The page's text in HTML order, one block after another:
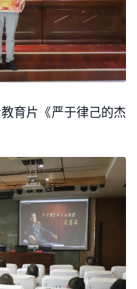
育片《严于律己的杰